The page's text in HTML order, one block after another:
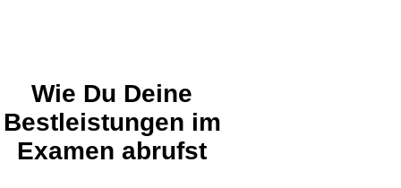
Wie Du Deine
Bestleistungen im
Examen abrufst